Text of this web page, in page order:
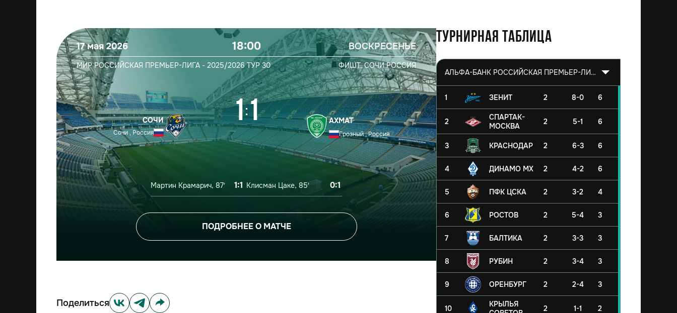
Турнирная таблица
АЛЬФА-БАНК РОССИЙСКАЯ ПРЕМЬЕР-ЛИГА 2026/2027
1 ЗЕНИТ 2 8-0 6
2
СПАРТАК-
МОСКВА
2 5-1 6
3 КРАСНОДАР 2 6-3 6
4 ДИНАМО МХ 2 4-2 6
5 ПФК ЦСКА 2 3-2 4
6 РОСТОВ 2 5-4 3
7 БАЛТИКА 2 3-3 3
8 РУБИН 2 3-4 3
9 ОРЕНБУРГ 2 2-4 3
10
КРЫЛЬЯ
2 1-1 2
17 мая 2026 18:00 ВОСКРЕСЕНЬЕ
МИР РОССИЙСКАЯ ПРЕМЬЕР-ЛИГА - 2025/2026 ТУР 30 ФИШТ,СОЧИ РОССИЯ
СОЧИ
Сочи , Россия
1:1 АХМАТ
Грозный , Россия
Мартин Крамарич, 87′ 1:1 Клисман Цаке, 85′ 0:1
ПОДРОБНЕЕ О МАТЧЕ
Поделиться